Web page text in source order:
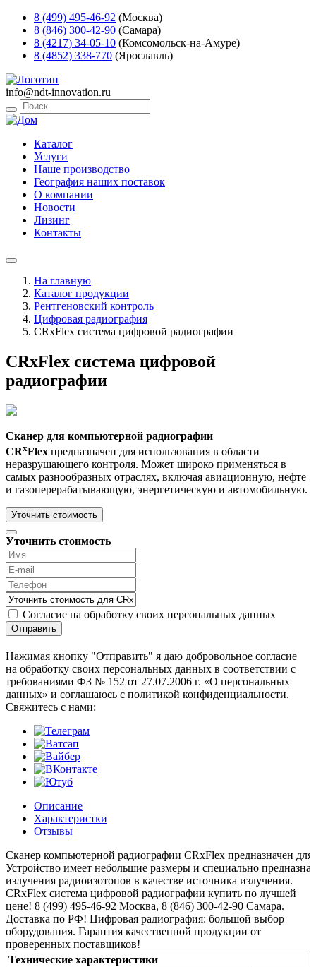
8 (499) 495-46-92 (Москва)
8 (846) 300-42-90 (Самара)
8 (4217) 34-05-10 (Комсомольск-на-Амуре)
8 (4852) 338-770 (Ярославль)
info@ndt-innovation.ru
Каталог
Услуги
Наше производство
География наших поставок
О компании
Новости
Лизинг
Контакты
На главную
Каталог продукции
Рентгеновский контроль
Цифровая радиография
CRxFlex система цифровой радиографии
CRxFlex система цифровой
радиографии
Сканер для компьютерной радиографии
CRxFlex предназначен для использования в области
неразрушающего контроля. Может широко применяться в
самых разнообразных отраслях, включая авиационную, нефте
и газоперерабатывающую, энергетическую и автомобильную.
Уточнить стоимость
Уточнить стоимость
Согласие на обработку своих персональных данных
Отправить
Нажимая кнопку "Отправить" я даю добровольное согласие
на обработку своих персональных данных в соответствии с
требованиями ФЗ № 152 от 27.07.2006 г. «О персональных
данных» и соглашаюсь с политикой конфиденциальности.
Cвяжитесь с нами:
Описание
Характеристки
Отзывы
Сканер компьютерной радиографии CRxFlex предназначен для
Устройство имеет небольшие размеры и специально
излучения радиоизотопов в качестве источника излучения.
CRxFlex система цифровой радиографии купить по лучшей
цене! 8 (499) 495-46-92 Москва, 8 (846) 300-42-90 Самара.
Доставка по РФ! Цифровая радиография: большой выбор
оборудования. Гарантия качественной продукции от
проверенных поставщиков!
Технические характеристики